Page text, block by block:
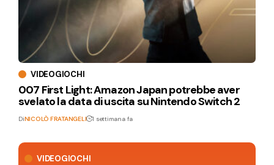
VIDEOGIOCHI
VIDEOGIOCHI
007 First Light: Amazon Japan potrebbe aver
svelato la data di uscita su Nintendo Switch 2
DiNICOLÒ FRATANGELI 1 settimana fa